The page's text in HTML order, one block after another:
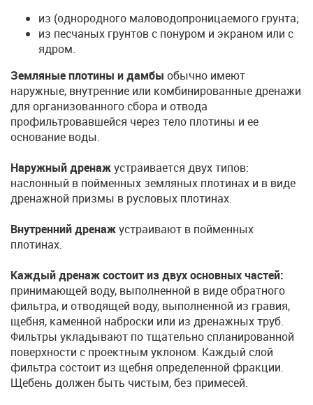
из (однородного маловодопроницаемого грунта;
из песчаных грунтов с понуром и экраном или с
ядром.
Земляные плотины и дамбы обычно имеют
наружные, внутренние или комбинированные дренажи
для организованного сбора и отвода
профильтровавшейся через тело плотины и ее
основание воды.
Наружный дренажустраивается двух типов:
наслонный в пойменных земляных плотинах и в виде
дренажной призмы в русловых плотинах.
Внутренний дренажустраивают в пойменных
плотинах.
Каждый дренаж состоит из двух основных частей:
принимающей воду, выполненной в виде обратного
фильтра, и отводящей воду, выполненной из гравия,
щебня, каменной наброски или из дренажных труб.
Фильтры укладывают по тщательно спланированной
поверхности с проектным уклоном. Каждый слой
фильтра состоит из щебня определенной фракции.
Щебень должен быть чистым, без примесей.